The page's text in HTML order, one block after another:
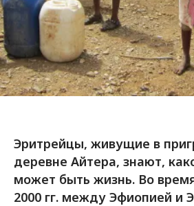
Эритрейцы, живущие в
деревне Айтера, знают,
может быть жизнь. Во
2000 гг. между Эфиопией и